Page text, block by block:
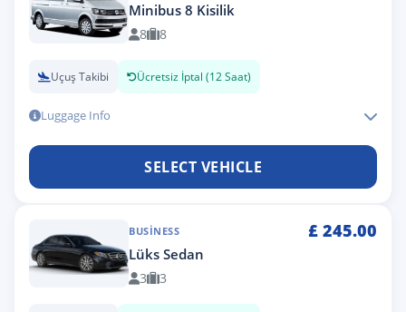
Minibus 8 Kisilik
8 8
Uçuş Takibi Ücretsiz İptal (12 Saat)
Luggage Info
SELECT VEHICLE
BUSINESS £ 245.00
Lüks Sedan
3 3